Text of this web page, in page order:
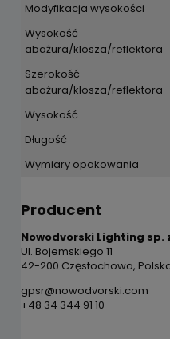
Modyfikacja wysokości
Wysokość
abażura/klosza/reflektora
Szerokość
abażura/klosza/reflektora
Wysokość
Długość
Wymiary opakowania
Producent
Nowodvorski Lighting sp.
Ul. Bojemskiego 11
42-200 Częstochowa,
gpsr@nowodvorski.com
+48 34 344 91 10